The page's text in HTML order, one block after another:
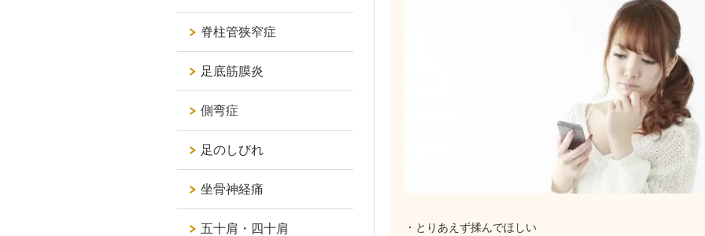
・とりあえず揉んでほしい
脊柱管狭窄症
足底筋膜炎
側弯症
足のしびれ
坐骨神経痛
五十肩・四十肩